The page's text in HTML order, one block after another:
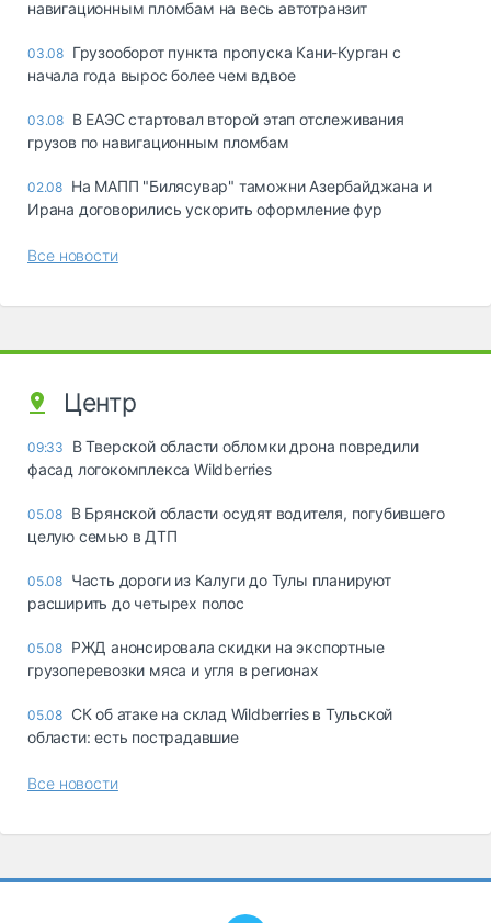
навигационным пломбам на весь автотранзит
03.08 Грузооборот пункта пропуска Кани-Курган с
начала года вырос более чем вдвое
03.08 В ЕАЭС стартовал второй этап отслеживания
грузов по навигационным пломбам
02.08 На МАПП "Билясувар" таможни Азербайджана и
Ирана договорились ускорить оформление фур
Все новости
Центр
09:33
В Тверской области обломки дрона повредили
фасад логокомплекса Wildberries
05.08 В Брянской области осудят водителя, погубившего
целую семью в ДТП
05.08 Часть дороги из Калуги до Тулы планируют
расширить до четырех полос
05.08 РЖД анонсировала скидки на экспортные
грузоперевозки мяса и угля в регионах
05.08 СК об атаке на склад Wildberries в Тульской
области: есть пострадавшие
Все новости